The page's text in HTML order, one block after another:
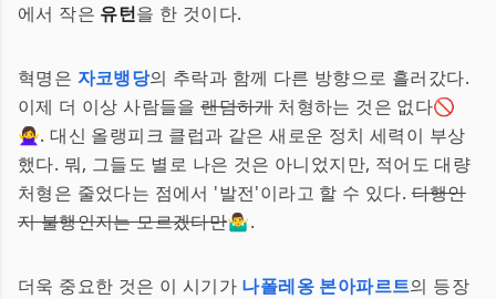
에서 작은 유턴을 한 것이다.
혁명은 자코뱅당의 추락과 함께 다른 방향으로 흘러갔다.
이제 더 이상 사람들을랜덤하게처형하는 것은 없다🚫
🙅‍♀️. 대신 올랭피크 클럽과 같은 새로운 정치 세력이 부상
했다. 뭐, 그들도 별로 나은 것은 아니었지만, 적어도 대량
처형은 줄었다는 점에서 '발전'이라고 할 수 있다.다행인
지 불행인지는 모르겠다만🤷‍♂️.
더욱 중요한 것은 이 시기가 나폴레옹 본아파르트의 등장